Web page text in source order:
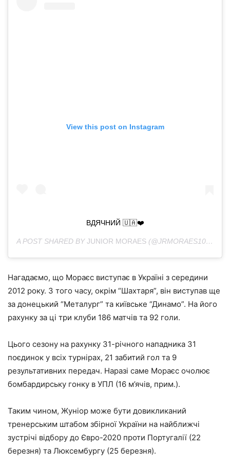
View this post on Instagram
ВДЯЧНИЙ 🇺🇦❤️
A POST SHARED BYJUNIOR MORAES (@JRMORAES10) ON
Нагадаємо, що Мораєс виступає в Україні з середини
2012 року. З того часу, окрім “Шахтаря”, він виступав ще
за донецький “Металург” та київське “Динамо”. На його
рахунку за ці три клуби 186 матчів та 92 голи.
Цього сезону на рахунку 31-річного нападника 31
поєдинок у всіх турнірах, 21 забитий гол та 9
результативних передач. Наразі саме Мораєс очолює
бомбардирську гонку в УПЛ (16 м’ячів, прим.).
Таким чином, Жуніор може бути довикликаний
тренерським штабом збірної України на найближчі
зустрічі відбору до Євро-2020 проти Португалії (22
березня) та Люксембургу (25 березня).